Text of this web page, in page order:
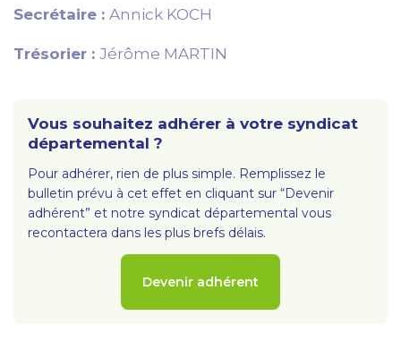
Secrétaire : Annick KOCH
Trésorier : Jérôme MARTIN
Vous souhaitez adhérer à votre syndicat
départemental ?
Pour adhérer, rien de plus simple. Remplissez le
bulletin prévu à cet effet en cliquant sur “Devenir
adhérent” et notre syndicat départemental vous
recontactera dans les plus brefs délais.
Devenir adhérent